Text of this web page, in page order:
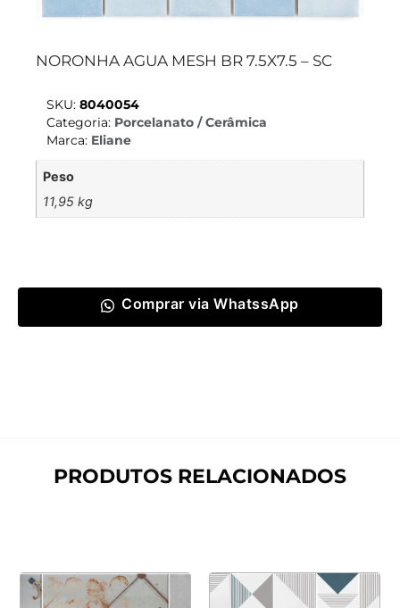
NORONHA AGUA MESH BR 7.5X7.5 – SC
SKU: 8040054
Categoria: Porcelanato / Cerâmica
Marca: Eliane
Peso
11,95 kg
Comprar via WhatssApp
PRODUTOS RELACIONADOS